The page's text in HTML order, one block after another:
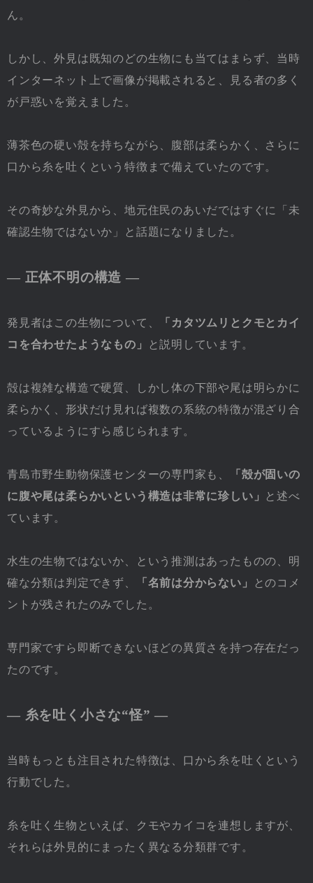
ん。
しかし、外見は既知のどの生物にも当てはまらず、当時
インターネット上で画像が掲載されると、見る者の多く
が戸惑いを覚えました。
薄茶色の硬い殻を持ちながら、腹部は柔らかく、さらに
口から糸を吐くという特徴まで備えていたのです。
その奇妙な外見から、地元住民のあいだではすぐに「未
確認生物ではないか」と話題になりました。
― 正体不明の構造 ―
発見者はこの生物について、
「カタツムリとクモとカイ
コを合わせたようなもの」
と説明しています。
殻は複雑な構造で硬質、しかし体の下部や尾は明らかに
柔らかく、形状だけ見れば複数の系統の特徴が混ざり合
っているようにすら感じられます。
青島市野生動物保護センターの専門家も、
「殻が固いの
に腹や尾は柔らかいという構造は非常に珍しい」
と述べ
ています。
水生の生物ではないか、という推測はあったものの、明
確な分類は判定できず、
「名前は分からない」
とのコメ
ントが残されたのみでした。
専門家ですら即断できないほどの異質さを持つ存在だっ
たのです。
― 糸を吐く小さな“怪” ―
当時もっとも注目された特徴は、口から糸を吐くという
行動でした。
糸を吐く生物といえば、クモやカイコを連想しますが、
それらは外見的にまったく異なる分類群です。